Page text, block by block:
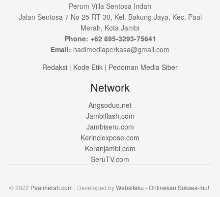
Perum Villa Sentosa Indah
Jalan Sentosa 7 No 25 RT 30, Kel. Bakung Jaya, Kec. Paal
Merah, Kota Jambi
Phone: +62 895-3293-75641
Email: hadimediaperkasa@gmail.com
Redaksi | Kode Etik | Pedoman Media Siber
Network
Angsoduo.net
Jambiflash.com
Jambiseru.com
Kerinciexpose.com
Koranjambi.com
SeruTV.com
© 2022 Paalmerah.com | Developed byWebsiteku - Onlinekan Sukses-mu!.